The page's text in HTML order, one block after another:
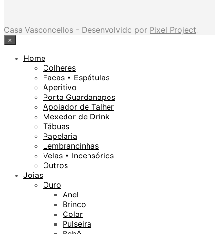
Casa Vasconcellos - Desenvolvido por Pixel Project.
×
Home
Colheres
Facas • Espátulas
Aperitivo
Porta Guardanapos
Apoiador de Talher
Mexedor de Drink
Tábuas
Papelaria
Lembrancinhas
Velas • Incensórios
Outros
Joias
Ouro
Anel
Brinco
Colar
Pulseira